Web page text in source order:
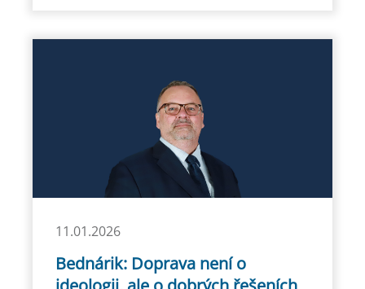
11.01.2026
Bednárik: Doprava není o